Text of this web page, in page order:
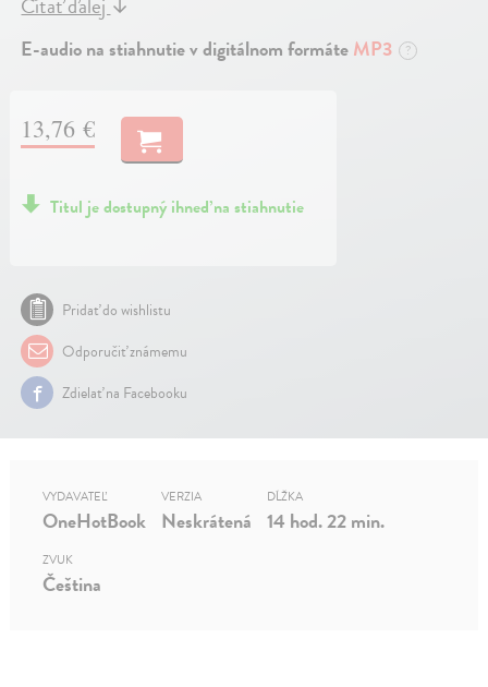
E-audio na stiahnutie v digitálnom formáteMP3 ?
13,76 €
Titul je dostupný ihneď na stiahnutie
Pridať do wishlistu
Odporučiť známemu
Zdielať na Facebooku
VYDAVATEĽ
OneHotBook
VERZIA
Neskrátená
DĹŽKA
14 hod. 22 min.
ZVUK
Čeština